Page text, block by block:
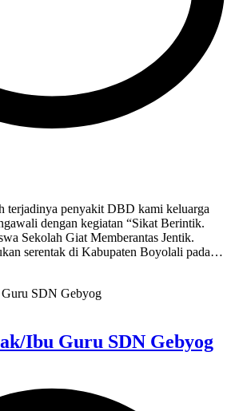
terjadinya penyakit DBD kami keluarga
dengan kegiatan “Sikat Berintik.
Sekolah Giat Memberantas Jentik.
serentak di Kabupaten Boyolali pada…
Ibu Guru SDN Gebyog